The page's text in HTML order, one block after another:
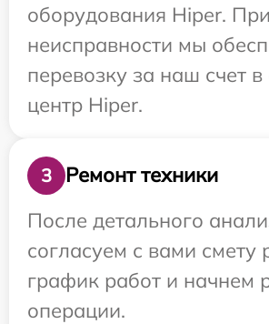
оборудования Hiper.
неисправности мы
перевозку за наш счет
центр Hiper.
3
Ремонт техники
После детального
согласуем с вами смету
график работ и начнем
операции.